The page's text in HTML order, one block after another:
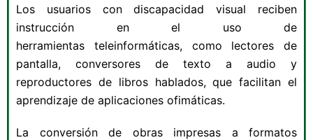
Los usuarios con discapacidad visual reciben
instrucción en el uso de
herramientas teleinformáticas, como lectores de
pantalla, conversores de texto a audio y
reproductores de libros hablados, que facilitan el
aprendizaje de aplicaciones ofimáticas.
La conversión de obras impresas a formatos